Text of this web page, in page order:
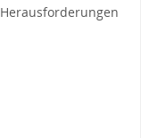
Herausforderungen